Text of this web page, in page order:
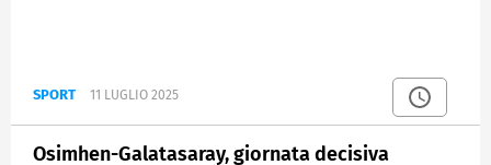
SPORT 11 LUGLIO 2025
Osimhen-Galatasaray, giornata decisiva